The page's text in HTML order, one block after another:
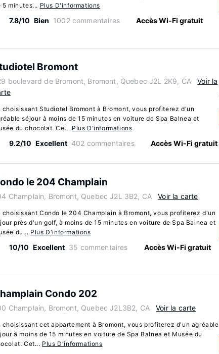
5 minutes... Plus D'informations
7.8/10 Bien 1002 commentaires Accès Wi-Fi gratuit
Bromont
boulevard de Bromont, Bromont, Quebec J2L 2K9, CA
Voir la
choisissant Studiotel Bromont à Bromont, vous profiterez d'un
séjour à moins de 15 minutes en voiture de Spa Balnea et
du chocolat. Ce... Plus D'informations
9.2/10 Excellent 402 commentaires Accès Wi-Fi gratuit
le 204 Champlain
Champlain, Bromont, Quebec J2L 3B2, CA Voir la carte
choisissant Condo le 204 Champlain à Bromont, vous profiterez d'un
près d'un golf, à moins de 15 minutes en voiture de Spa Balnea et
du... Plus D'informations
10/10 Excellent 35 commentaires Accès Wi-Fi gratuit
Condo 202
Champlain, Bromont, Quebec J2L3B2, CA Voir la carte
choisissant cet appartement à Bromont, vous profiterez d'un agréable
à moins de 15 minutes en voiture de Spa Balnea et Musée du
Cet... Plus D'informations